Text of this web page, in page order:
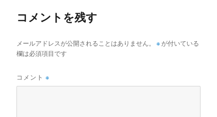
コメントを残す
メールアドレスが公開されることはありません。 ※ が付いている
欄は必須項目です
コメント※